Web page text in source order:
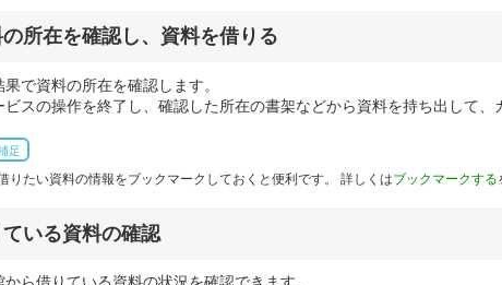
所在を確認し、資料を借りる
果で資料の所在を確認します。
ビスの操作を終了し、確認した所在の書架などから資料を持ち出して、
足
りたい資料の情報をブックマークしておくと便利です。 詳しくはブックマークする
いる資料の確認